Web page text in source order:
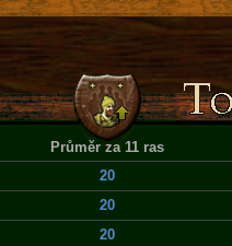
Průměr za 11 ras
20
20
20